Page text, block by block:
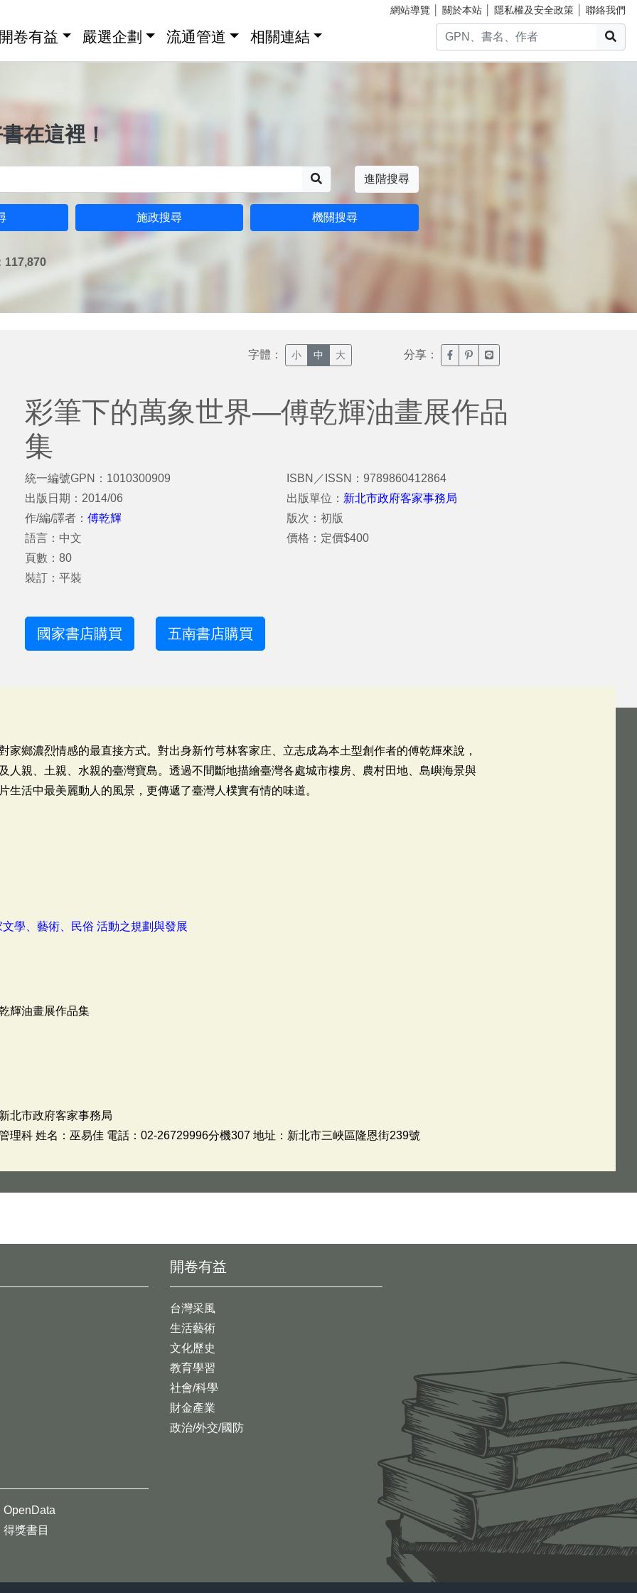
網站導覽 關於本站 隱私權及安全政策 聯絡我們
卷有益 嚴選企劃 流通管道 相關連結
在這裡！
進階搜尋
施政搜尋 機關搜尋
117,870
字體： 小 中 大 分享： 臉書分享(另開新視窗)
噗浪分享(另開新視窗)
Line分享(另開新視窗)
彩筆下的萬象世界―傅乾輝油畫展作品
集
統一編號GPN：1010300909
出版日期：2014/06
作/編/譯者： 傅乾輝
語言：中文
頁數：80
裝訂：平裝
ISBN／ISSN：9789860412864
出版單位： 新北市政府客家事務局
版次：初版
價格：定價$400
國家書店購買 五南書店購買
家鄉濃烈情感的最直接方式。對出身新竹芎林客家庄、立志成為本土型創作者的傅乾輝來說，
人親、土親、水親的臺灣寶島。透過不間斷地描繪臺灣各處城市樓房、農村田地、島嶼海景與
生活中最美麗動人的風景，更傳遞了臺灣人樸實有情的味道。
學、藝術、民俗 活動之規劃與發展
輝油畫展作品集
北市政府客家事務局
理科 姓名：巫易佳 電話：02-26729996分機307 地址：新北市三峽區隆恩街239號
開卷有益
台灣采風
生活藝術
文化歷史
教育學習
社會/科學
財金產業
政治/外交/國防
OpenData
得獎書目